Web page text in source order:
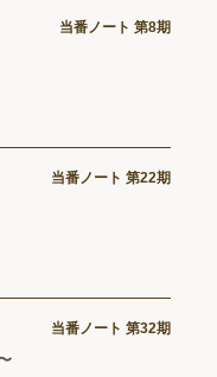
当番ノート 第8期
当番ノート 第22期
当番ノート 第32期